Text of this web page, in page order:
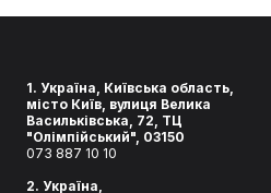
1. Україна, Київська область,
місто Київ, вулиця Велика
Васильківська, 72, ТЦ
"Олімпійський", 03150
073 887 10 10
2. Україна,